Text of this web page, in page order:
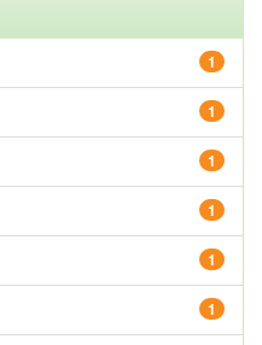
1
1
1
1
1
1